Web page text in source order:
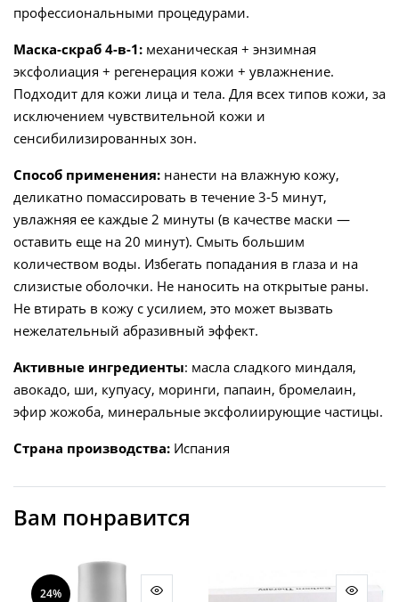
профессиональными процедурами.
Маска-скраб 4-в-1: механическая + энзимная
эксфолиация + регенерация кожи + увлажнение.
Подходит для кожи лица и тела. Для всех типов кожи, за
исключением чувствительной кожи и
сенсибилизированных зон.
Способ применения: нанести на влажную кожу,
деликатно помассировать в течение 3-5 минут,
увлажняя ее каждые 2 минуты (в качестве маски —
оставить еще на 20 минут). Смыть большим
количеством воды. Избегать попадания в глаза и на
слизистые оболочки. Не наносить на открытые раны.
Не втирать в кожу с усилием, это может вызвать
нежелательный абразивный эффект.
Активные ингредиенты: масла сладкого миндаля,
авокадо, ши, купуасу, моринги, папаин, бромелаин,
эфир жожоба, минеральные эксфолиирующие частицы.
Страна производства: Испания
Вам понравится
24%